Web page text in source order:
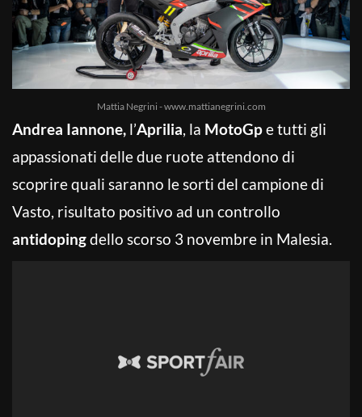
Mattia Negrini - www.mattianegrini.com
Andrea Iannone, l’Aprilia, la MotoGpe tutti gli
appassionati delle due ruote attendono di
scoprire quali saranno le sorti del campione di
Vasto, risultato positivo ad un controllo
antidopingdello scorso 3 novembre in Malesia.